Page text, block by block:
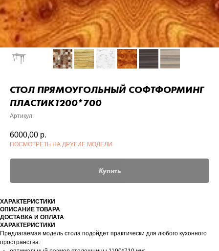
СТОЛ ПРЯМОУГОЛЬНЫЙ СОФТФОРМИНГ
ПЛАСТИК1200*700
Артикул:
6000,00 р.
ПОСМОТРЕТЬ НА ДРУГИЕ МОДЕЛИ
Купить
ХАРАКТЕРИСТИКИ
ОПИСАНИЕ ТОВАРА
ДОСТАВКА И ОПЛАТА
ХАРАКТЕРИСТИКИ
Предлагаемая модель стола подойдет практически для любого кухонного
пространства: